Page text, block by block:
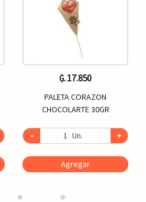
₲. 17.850
PALETA CORAZON
CHOCOLARTE 30GR
- Un. +
Agregar